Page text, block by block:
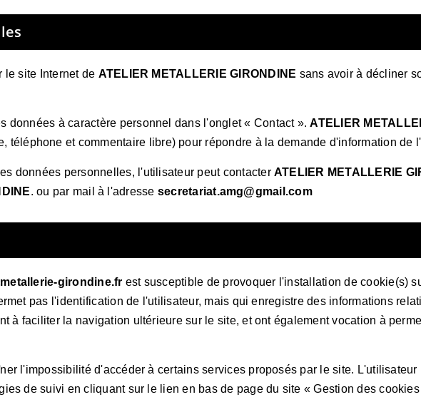
le site Internet de ATELIER METALLERIE GIRONDINE sans avoir à décliner
données à caractère personnel dans l'onglet « Contact ».ATELIER
téléphone et commentaire libre) pour répondre à la demande d'information de
données personnelles, l'utilisateur peut contacter ATELIER METALLERIE
. ou par mail à l'adresse secretariat.amg@gmail.com
girondine.fr est susceptible de provoquer l'installation de cookie(s)
pas l'identification de l'utilisateur, mais qui enregistre des informations
à faciliter la navigation ultérieure sur le site, et ont également vocation à
l'impossibilité d'accéder à certains services proposés par le site.
de suivi en cliquant sur le lien en bas de page du site « Gestion des cookies